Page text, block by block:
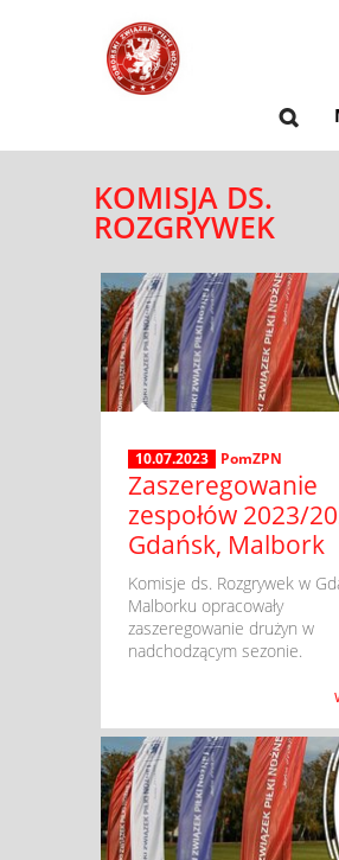
KOMISJA DS.
ROZGRYWEK
10.07.2023 PomZPN
Zaszeregowanie
zespołów 2023/
Gdańsk, Malbork
Komisje ds. Rozgrywek w
Malborku opracowały
zaszeregowanie drużyn w
nadchodzącym sezonie.